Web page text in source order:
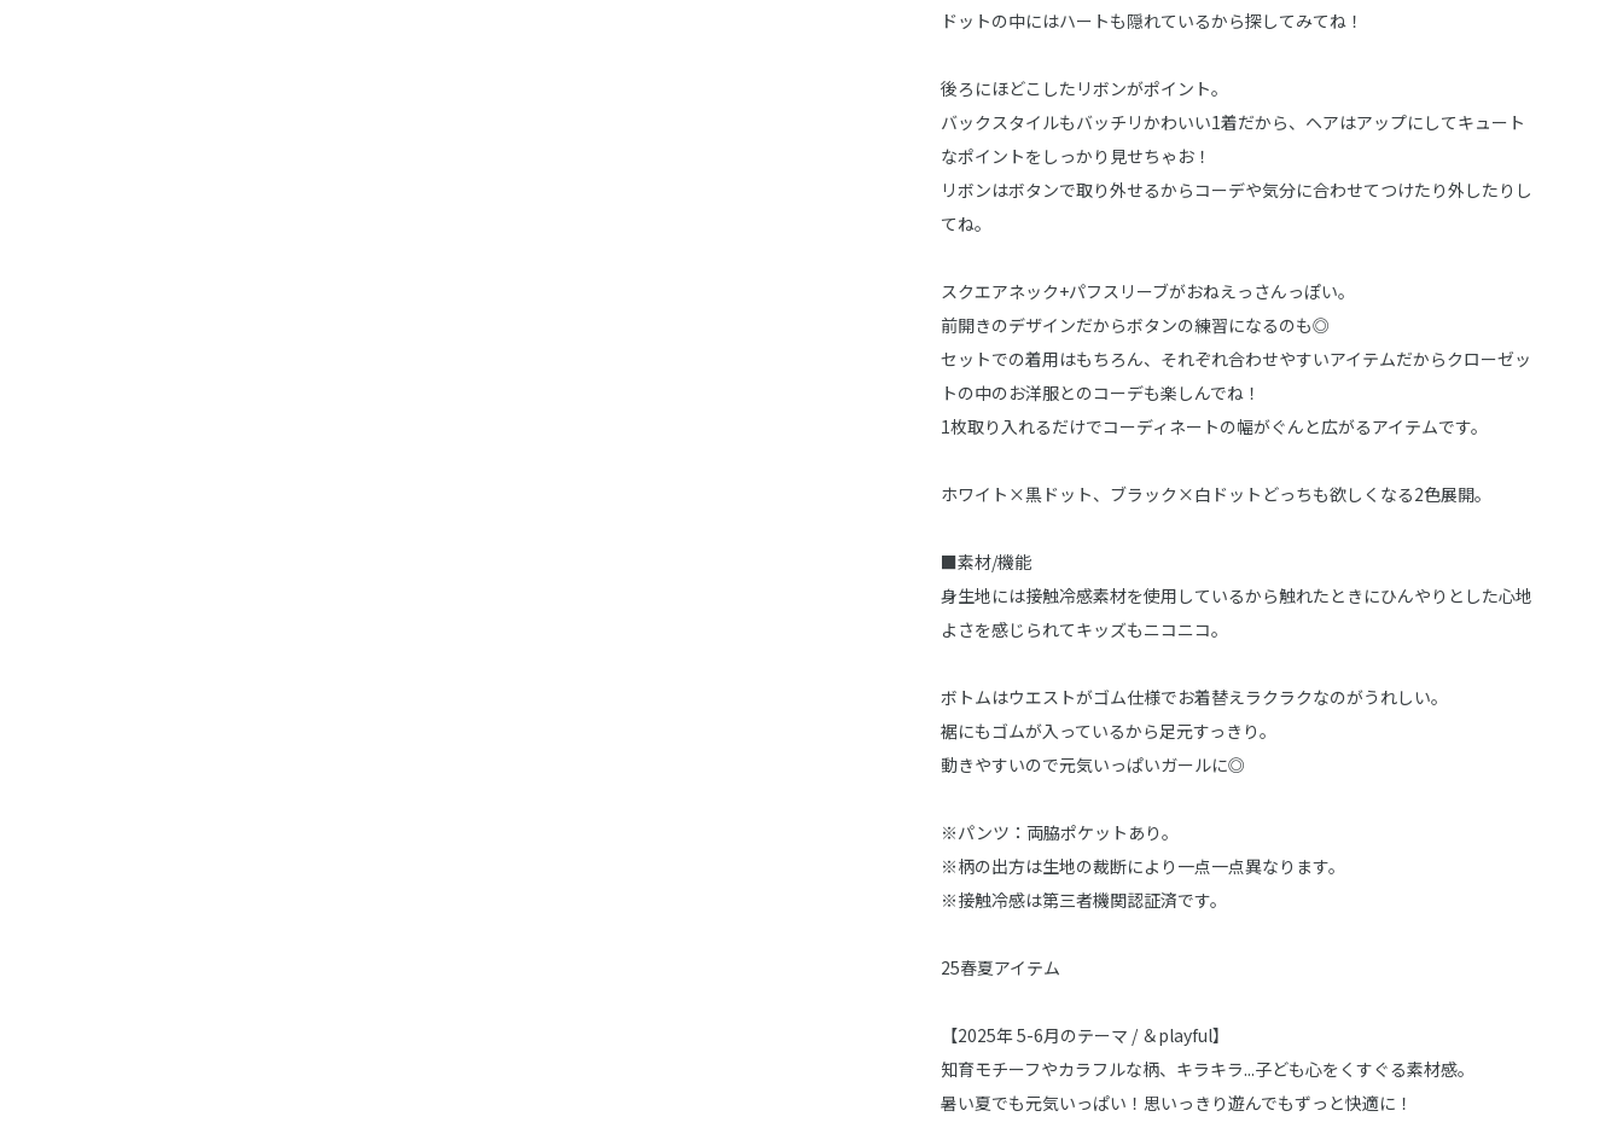
ドットの中にはハートも隠れているから探してみてね！
後ろにほどこしたリボンがポイント。
バックスタイルもバッチリかわいい1着だから、ヘアはアップにしてキュート
なポイントをしっかり見せちゃお！
リボンはボタンで取り外せるからコーデや気分に合わせてつけたり外したりし
てね。
スクエアネック+パフスリーブがおねえっさんっぽい。
前開きのデザインだからボタンの練習になるのも◎
セットでの着用はもちろん、それぞれ合わせやすいアイテムだからクローゼッ
トの中のお洋服とのコーデも楽しんでね！
1枚取り入れるだけでコーディネートの幅がぐんと広がるアイテムです。
ホワイト×黒ドット、ブラック×白ドットどっちも欲しくなる2色展開。
■素材/機能
身生地には接触冷感素材を使用しているから触れたときにひんやりとした心地
よさを感じられてキッズもニコニコ。
ボトムはウエストがゴム仕様でお着替えラクラクなのがうれしい。
裾にもゴムが入っているから足元すっきり。
動きやすいので元気いっぱいガールに◎
※パンツ：両脇ポケットあり。
※柄の出方は生地の裁断により一点一点異なります。
※接触冷感は第三者機関認証済です。
25春夏アイテム
【2025年 5-6月のテーマ / ＆playful】
知育モチーフやカラフルな柄、キラキラ...子ども心をくすぐる素材感。
暑い夏でも元気いっぱい！思いっきり遊んでもずっと快適に！